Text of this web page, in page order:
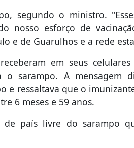
segundo o ministro.
nosso esforço de
e de Guarulhos e a rede
em seus
o sarampo. A mensagem
e ressaltava que o
6 meses e 59 anos.
de país livre do sarampo